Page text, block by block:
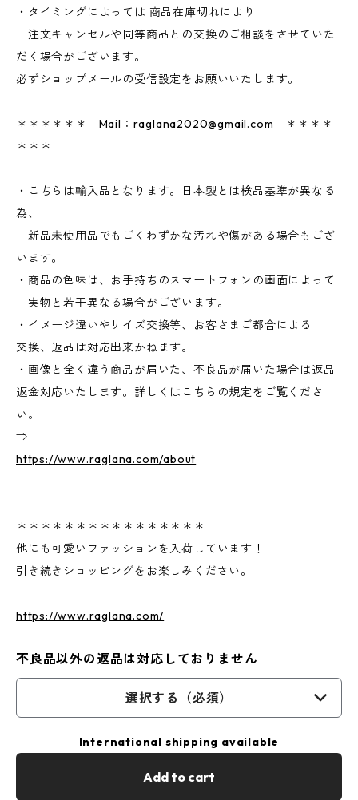
・タイミングによっては 商品在庫切れにより
注文キャンセルや同等商品との交換のご相談をさせていた
だく場合がございます。
必ずショップメールの受信設定をお願いいたします。
＊＊＊＊＊＊ Mail： raglana2020@gmail.com ＊＊＊＊
＊＊＊
・こちらは輸入品となります。日本製とは検品基準が異なる
為、
新品未使用品でもごくわずかな汚れや傷がある場合もござ
います。
・商品の色味は、お手持ちのスマートフォンの画面によって
実物と若干異なる場合がございます。
・イメージ違いやサイズ交換等、お客さまご都合による
交換、返品は対応出来かねます。
・画像と全く違う商品が届いた、不良品が届いた場合は返品
返金対応いたします。詳しくはこちらの規定をご覧くださ
い。
⇒
https://www.raglana.com/about
＊＊＊＊＊＊＊＊＊＊＊＊＊＊＊＊
他にも可愛いファッションを入荷しています！
引き続きショッピングをお楽しみください。
https://www.raglana.com/
不良品以外の返品は対応しておりません
選択する（必須）
International shipping available
Add to cart